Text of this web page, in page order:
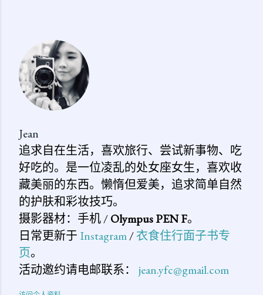
论
Jean
追求自在生活，喜欢旅行、尝试新事物、吃
好吃的。是一位凌乱的处女座女生，喜欢收
藏美丽的东西。懒惰但爱美，追求简单自然
的护肤和彩妆技巧。
摄影器材：手机 /Olympus PEN F。
日常更新于 Instagram/衣食住行面子书专
页。
活动邀约请电邮联系： jean.yfc@gmail.com